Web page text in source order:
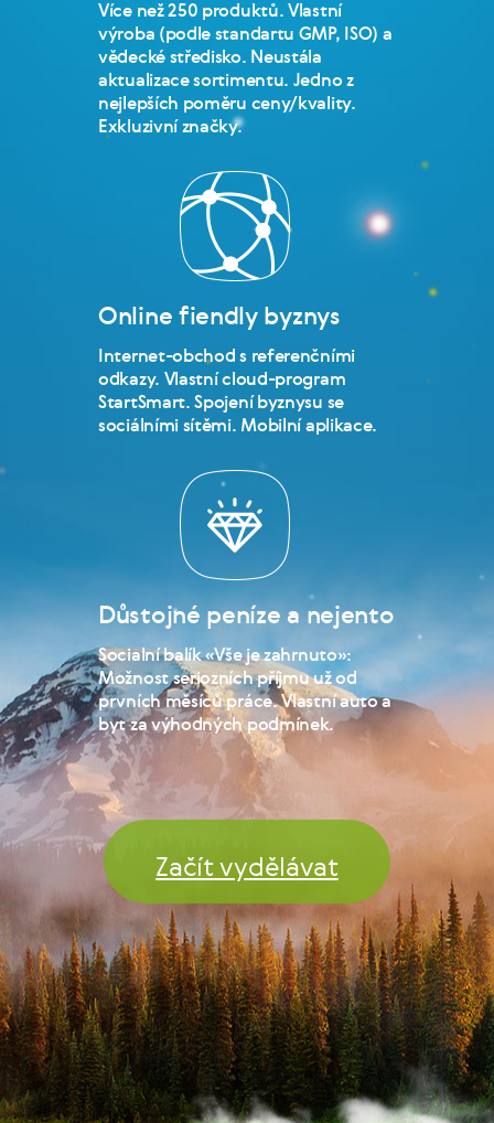
Více než 250 produktů. Vlastní
výroba (podle standartu GMP, ISO) a
vědecké středisko. Neustála
aktualizace sortimentu. Jedno z
nejlepších poměru ceny/kvality.
Exkluzivní značky.
Online fiendly byznys
Internet-obchod s referenčními
odkazy. Vlastní cloud-program
StartSmart. Spojení byznysu se
sociálními sítěmi. Mobilní aplikace.
Důstojné peníze a nejento
Socialní balík «Vše je zahrnuto»:
Možnost seriozních příjmu už od
prvních měsíců práce. Vlastní auto a
byt za výhodných podmínek.
Začít vydělávat